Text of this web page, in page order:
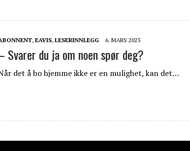
, EAVIS, LESERINNLEGG 6. MARS 2023
Svarer du ja om noen spør deg?
det å bo hjemme ikke er en mulighet, kan det…